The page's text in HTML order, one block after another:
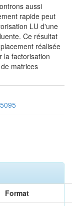
aussi
rapide peut
LU d'une
Ce résultat
réalisée
la factorisation
matrices
Format